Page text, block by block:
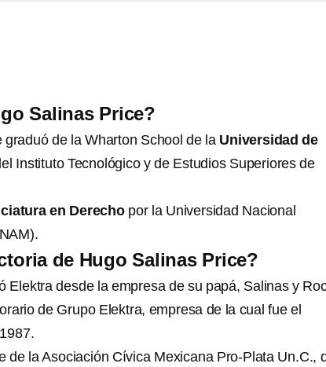
Salinas Price?
graduó de la Wharton School de la Universidad de
Instituto Tecnológico y de Estudios Superiores de
en Derechopor la Universidad Nacional
de Hugo Salinas Price?
Elektra desde la empresa de su papá, Salinas y
de Grupo Elektra, empresa de la cual fue el
de la Asociación Cívica Mexicana Pro-Plata Un.C.,